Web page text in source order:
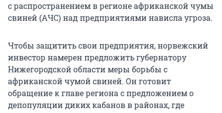
с распространением в регионе африканской чумы
свиней (АЧС) над предприятиями нависла угроза.
Чтобы защитить свои предприятия, норвежский
инвестор намерен предложить губернатору
Нижегородской области меры борьбы с
африканской чумой свиней. Он готовит
обращение к главе региона с предложением о
депопуляции диких кабанов в районах, где